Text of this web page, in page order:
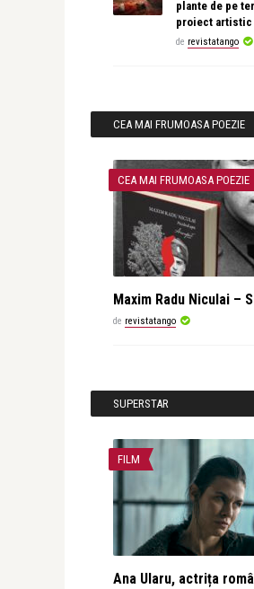
plante de pe
proiect
de revistatango
CEA MAI FRUMOASA POEZIE
CEA MAI FRUMOASA POEZIE
Maxim Radu Niculai –
de revistatango
SUPERSTAR
FILM
Ana Ularu, actrița